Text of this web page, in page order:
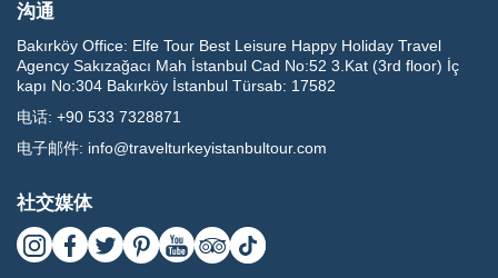
沟通
Bakırköy Office: Elfe Tour Best Leisure Happy Holiday Travel
Agency Sakızağacı Mah İstanbul Cad No:52 3.Kat (3rd floor) İç
kapı No:304 Bakırköy İstanbul Türsab: 17582
电话: +90 533 7328871
电子邮件: info@travelturkeyistanbultour.com
社交媒体